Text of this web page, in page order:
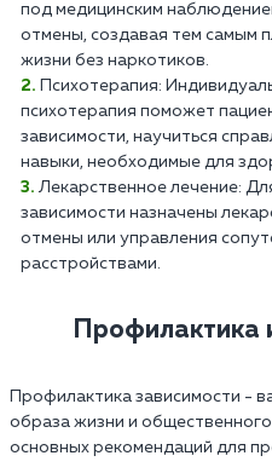
под медицинским
отмены, создавая тем самым
жизни без наркотиков.
Психотерапия:
психотерапия поможет
зависимости, научиться
навыки, необходимые для
Лекарственное лечение:
зависимости назначены
отмены или управления
расстройствами.
Профилактика
Профилактика зависимости -
образа жизни и
основных рекомендаций для